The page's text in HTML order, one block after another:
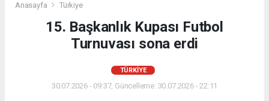
Anasayfa Türkiye
15. Başkanlık Kupası Futbol
Turnuvası sona erdi
TÜRKIYE
30.07.2026 - 09:37, Güncelleme: 30.07.2026 - 22:11